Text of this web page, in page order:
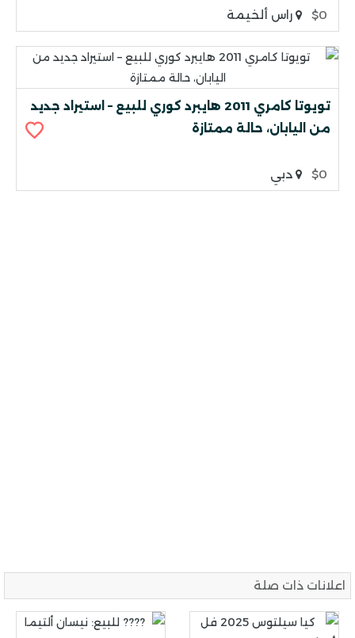
$0 راس ألخيمة
تويوتا كامري 2011 هايبرد كوري للبيع – استيراد جديد
من اليابان، حالة ممتازة
$0 دبي
اعلانات ذات صلة